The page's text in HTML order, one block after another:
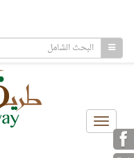
Toggle
navigation